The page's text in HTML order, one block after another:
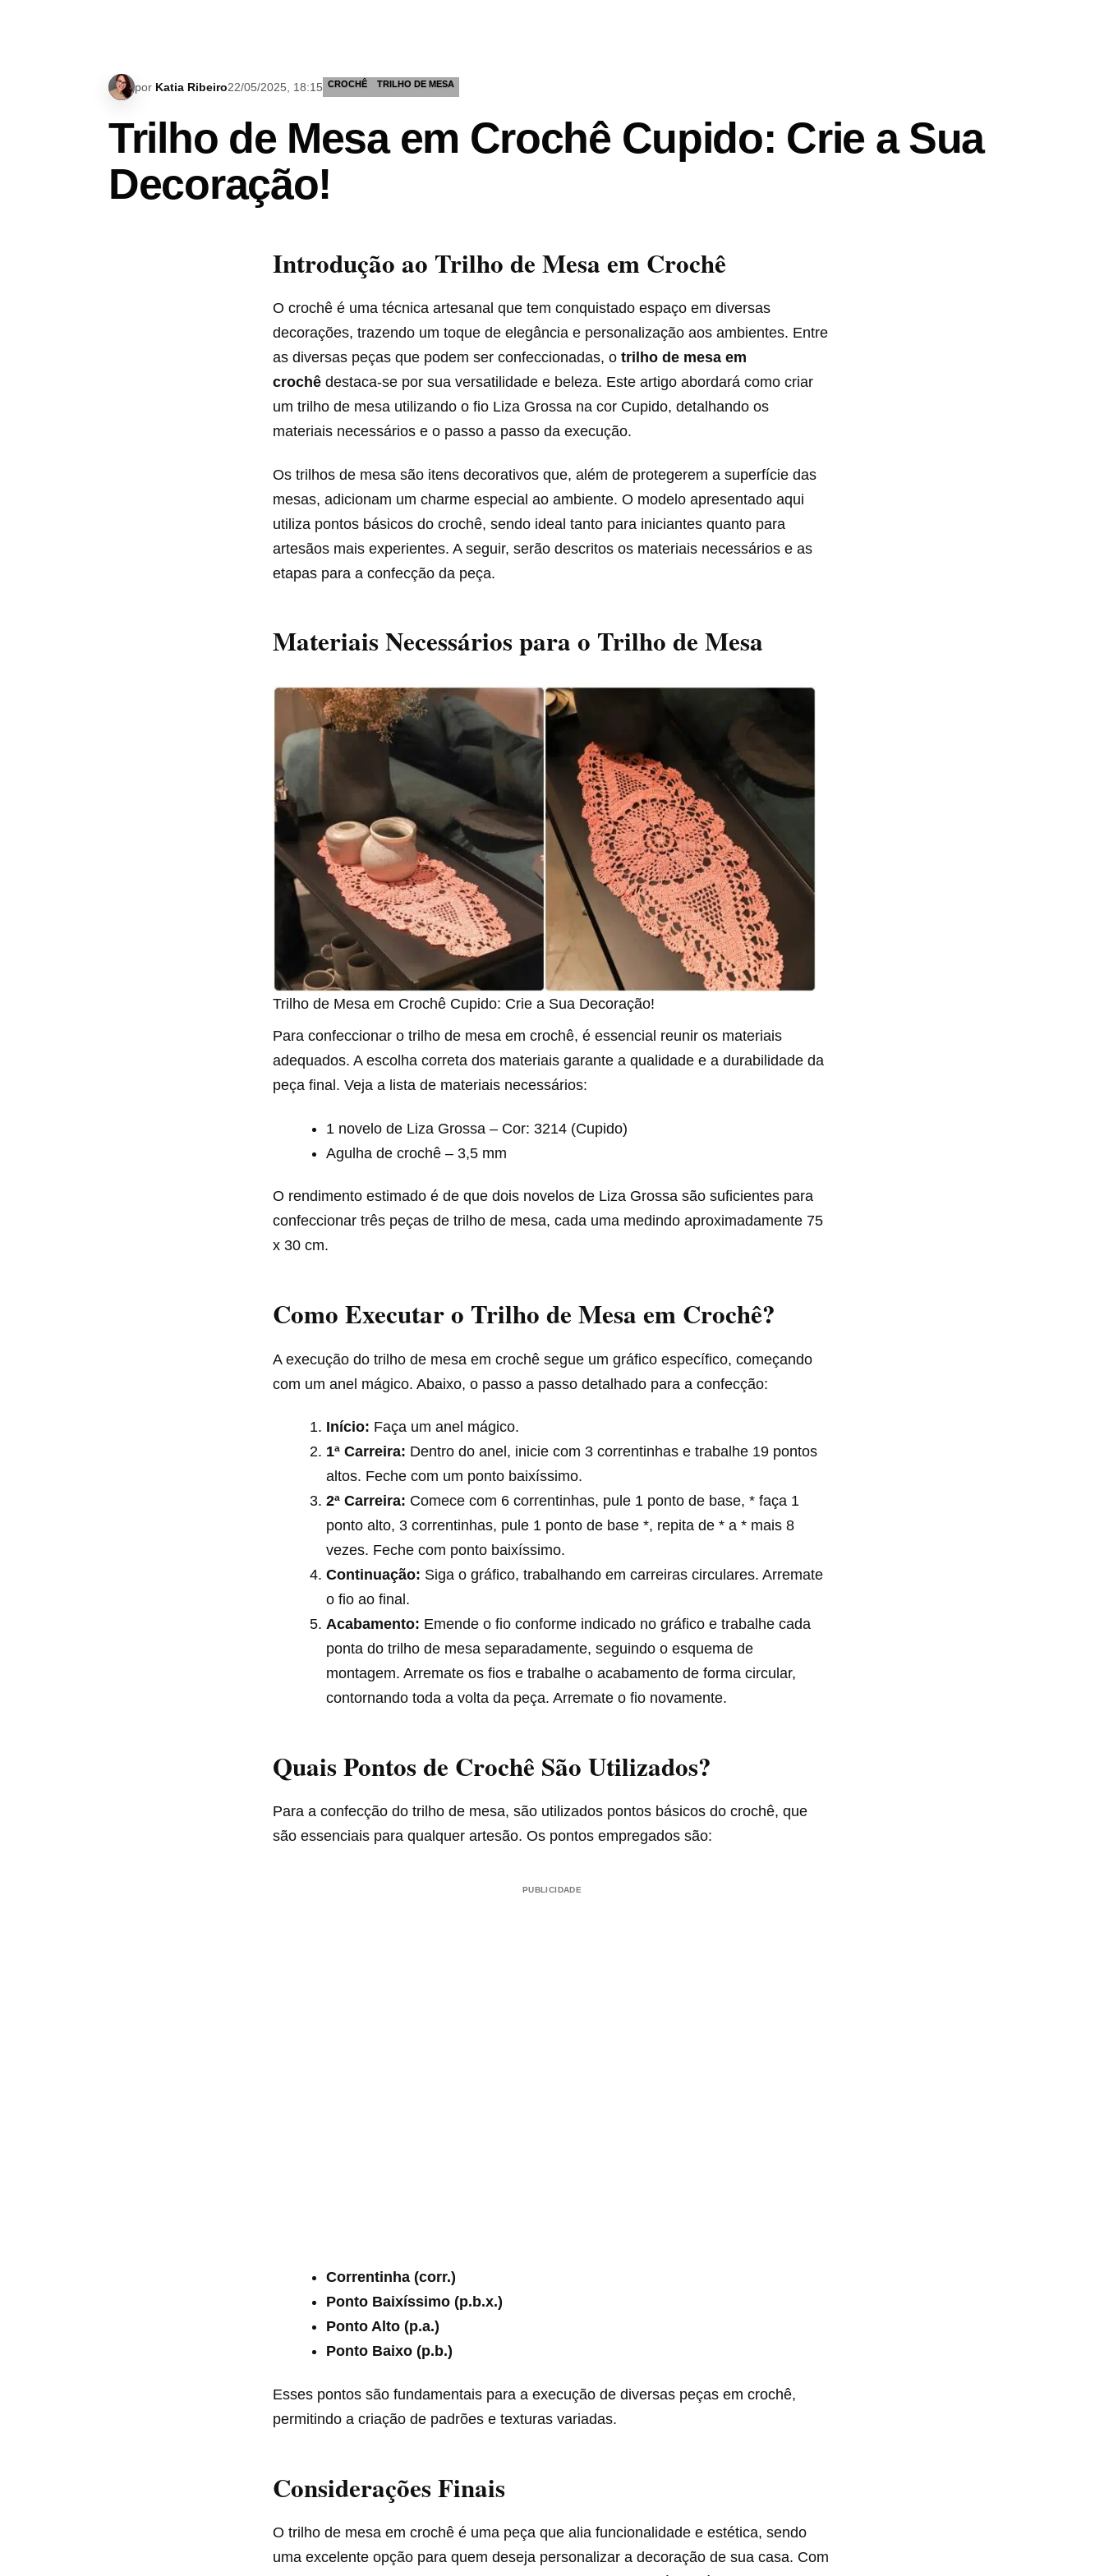
por Katia Ribeiro22/05/2025, 18:15 CROCHÊ TRILHO DE MESA
Trilho de Mesa em Crochê Cupido: Crie a Sua
Decoração!
Introdução ao Trilho de Mesa em Crochê
O crochê é uma técnica artesanal que tem conquistado espaço em diversas
decorações, trazendo um toque de elegância e personalização aos ambientes. Entre
as diversas peças que podem ser confeccionadas, o trilho de mesa em
crochê destaca-se por sua versatilidade e beleza. Este artigo abordará como criar
um trilho de mesa utilizando o fio Liza Grossa na cor Cupido, detalhando os
materiais necessários e o passo a passo da execução.
Os trilhos de mesa são itens decorativos que, além de protegerem a superfície das
mesas, adicionam um charme especial ao ambiente. O modelo apresentado aqui
utiliza pontos básicos do crochê, sendo ideal tanto para iniciantes quanto para
artesãos mais experientes. A seguir, serão descritos os materiais necessários e as
etapas para a confecção da peça.
Materiais Necessários para o Trilho de Mesa
Trilho de Mesa em Crochê Cupido: Crie a Sua Decoração!
Para confeccionar o trilho de mesa em crochê, é essencial reunir os materiais
adequados. A escolha correta dos materiais garante a qualidade e a durabilidade da
peça final. Veja a lista de materiais necessários:
1 novelo de Liza Grossa – Cor: 3214 (Cupido)
Agulha de crochê – 3,5 mm
O rendimento estimado é de que dois novelos de Liza Grossa são suficientes para
confeccionar três peças de trilho de mesa, cada uma medindo aproximadamente 75
x 30 cm.
Como Executar o Trilho de Mesa em Crochê?
A execução do trilho de mesa em crochê segue um gráfico específico, começando
com um anel mágico. Abaixo, o passo a passo detalhado para a confecção:
Início: Faça um anel mágico.
1ª Carreira: Dentro do anel, inicie com 3 correntinhas e trabalhe 19 pontos
altos. Feche com um ponto baixíssimo.
2ª Carreira: Comece com 6 correntinhas, pule 1 ponto de base, * faça 1
ponto alto, 3 correntinhas, pule 1 ponto de base *, repita de * a * mais 8
vezes. Feche com ponto baixíssimo.
Continuação: Siga o gráfico, trabalhando em carreiras circulares. Arremate
o fio ao final.
Acabamento: Emende o fio conforme indicado no gráfico e trabalhe cada
ponta do trilho de mesa separadamente, seguindo o esquema de
montagem. Arremate os fios e trabalhe o acabamento de forma circular,
contornando toda a volta da peça. Arremate o fio novamente.
Quais Pontos de Crochê São Utilizados?
Para a confecção do trilho de mesa, são utilizados pontos básicos do crochê, que
são essenciais para qualquer artesão. Os pontos empregados são:
PUBLICIDADE
Correntinha (corr.)
Ponto Baixíssimo (p.b.x.)
Ponto Alto (p.a.)
Ponto Baixo (p.b.)
Esses pontos são fundamentais para a execução de diversas peças em crochê,
permitindo a criação de padrões e texturas variadas.
Considerações Finais
O trilho de mesa em crochê é uma peça que alia funcionalidade e estética, sendo
uma excelente opção para quem deseja personalizar a decoração de sua casa. Com